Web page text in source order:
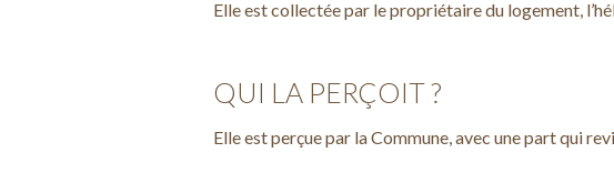
Elle est collectée par le propriétaire du logement,
QUI LA PERÇOIT ?
Elle est perçue par la Commune, avec une part qui